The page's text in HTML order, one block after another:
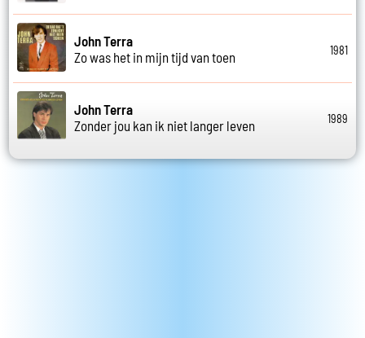
John Terra
Zo was het in mijn tijd van toen
1981
John Terra
Zonder jou kan ik niet langer leven
1989